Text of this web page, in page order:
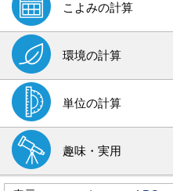
こよみの計算
環境の計算
単位の計算
趣味・実用